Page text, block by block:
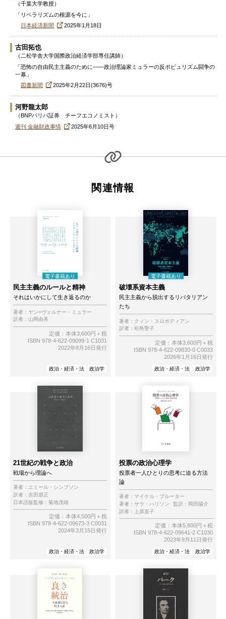
（千葉大学教授）
「リベラリズムの根源を今に」
日本経済新聞
2025年1月18日
古田拓也
（二松学舎大学国際政治経済学部専任講師）
「恐怖の自由民主主義のために――政治理論家ミュラーの反ポピュリズム闘争の
一幕」
図書新聞
2025年2月22日(3676)号
河野龍太郎
（BNPパリバ証券 チーフエコノミスト）
週刊 金融財政事情
2025年6月10日号
関連情報
民主主義のルールと精神
それはいかにして生き返るのか
著者： ヤン=ヴェルナー・ミュラー
訳者： 山岡由美
定価：本体3,600円＋税
ISBN 978-4-622-09099-1 C1031
2022年8月16日発行
政治・経済・法 政治学
破壊系資本主義
民主主義から脱出するリバタリアン
たち
著者： クィン・スロボディアン
訳者： 松島聖子
定価：本体3,600円＋税
ISBN 978-4-622-09830-0 C0033
2026年1月16日発行
政治・経済・法 政治学
21世紀の戦争と政治
戦場から理論へ
著者： エミール・シンプソン
訳者： 吉田朋正
日本語版監修： 菊地茂雄
定価：本体4,500円＋税
ISBN 978-4-622-09673-3 C0031
2024年3月15日発行
政治・経済・法 政治学
投票の政治心理学
投票者一人ひとりの思考に迫る方法
論
著者： マイケル・ブルーター
著者： サラ・ハリソン 監訳： 岡田陽介
訳者：
上原直子
定価：本体5,800円＋税
ISBN 978-4-622-09641-2 C1030
2023年9月11日発行
政治・経済・法 政治学